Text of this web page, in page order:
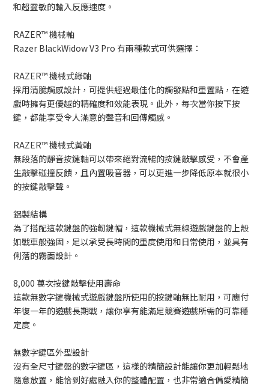
和超靈敏的輸入反應速度。
RAZER™ 機械軸
Razer BlackWidow V3 Pro 有兩種款式可供選擇：
RAZER™ 機械式綠軸
採用清脆觸感設計，可提供經過最佳化的觸發點和重置點，在遊
戲時擁有更優越的精確度和效能表現。此外，每次當你按下按
鍵，都能享受令人滿意的聲音和回傳觸感。
RAZER™ 機械式黃軸
無段落的靜音按鍵軸可以帶來絕對流暢的按鍵敲擊感受，不會產
生敲擊碰撞反饋，且內置吸音器，可以更進一步降低原本就很小
的按鍵敲擊聲。
鋁製結構
為了搭配這款鍵盤的強韌鍵帽，這款機械式無線遊戲鍵盤的上殼
如戰車般強固，足以承受長時間的重度使用和日常使用，並具有
俐落的霧面設計。
8,000 萬次按鍵敲擊使用壽命
這款無數字鍵機械式遊戲鍵盤所使用的按鍵軸無比耐用，可應付
年復一年的遊戲長期戰，讓你享有能滿足競賽遊戲所需的可靠穩
定度。
無數字鍵區外型設計
沒有全尺寸鍵盤的數字鍵區，這樣的精簡設計能讓你更加輕鬆地
隨意放置，能恰到好處融入你的整體配置，也非常適合偏愛精簡